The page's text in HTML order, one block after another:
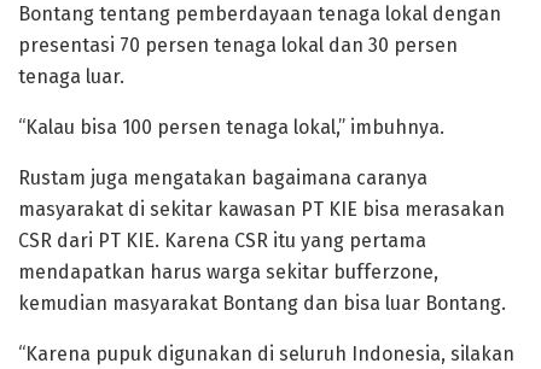
Bontang tentang pemberdayaan tenaga lokal dengan
presentasi 70 persen tenaga lokal dan 30 persen
tenaga luar.
“Kalau bisa 100 persen tenaga lokal,” imbuhnya.
Rustam juga mengatakan bagaimana caranya
masyarakat di sekitar kawasan PT KIE bisa merasakan
CSR dari PT KIE. Karena CSR itu yang pertama
mendapatkan harus warga sekitar bufferzone,
kemudian masyarakat Bontang dan bisa luar Bontang.
“Karena pupuk digunakan di seluruh Indonesia, silakan